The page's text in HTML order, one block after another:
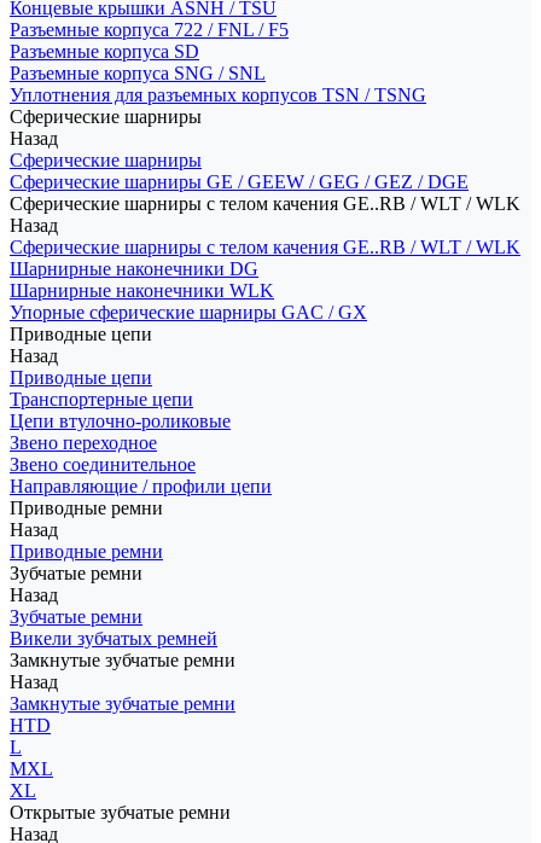
Концевые крышки ASNH / TSU
Разъемные корпуса 722 / FNL / F5
Разъемные корпуса SD
Разъемные корпуса SNG / SNL
Уплотнения для разъемных корпусов TSN / TSNG
Сферические шарниры
Назад
Сферические шарниры
Сферические шарниры GE / GEEW / GEG / GEZ / DGE
Сферические шарниры с телом качения GE..RB / WLT / WLK
Назад
Сферические шарниры с телом качения GE..RB / WLT / WLK
Шарнирные наконечники DG
Шарнирные наконечники WLK
Упорные сферические шарниры GAC / GX
Приводные цепи
Назад
Приводные цепи
Транспортерные цепи
Цепи втулочно-роликовые
Звено переходное
Звено соединительное
Направляющие / профили цепи
Приводные ремни
Назад
Приводные ремни
Зубчатые ремни
Назад
Зубчатые ремни
Викели зубчатых ремней
Замкнутые зубчатые ремни
Назад
Замкнутые зубчатые ремни
HTD
L
MXL
XL
Открытые зубчатые ремни
Назад